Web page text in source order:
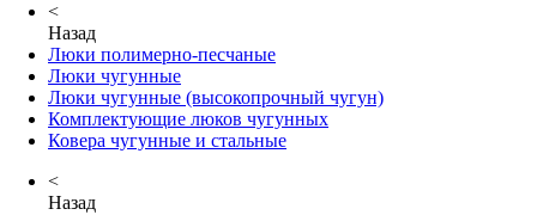
<
Назад
Люки полимерно-песчаные
Люки чугунные
Люки чугунные (высокопрочный чугун)
Комплектующие люков чугунных
Ковера чугунные и стальные
<
Назад